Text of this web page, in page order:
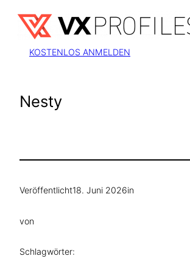
Inhalt
springen
KOSTENLOS ANMELDEN
Nesty
Veröffentlicht18. Juni 2026in
von
Schlagwörter: